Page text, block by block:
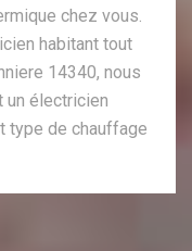
chez vous.
habitant tout
14340, nous
un électricien
type de chauffage